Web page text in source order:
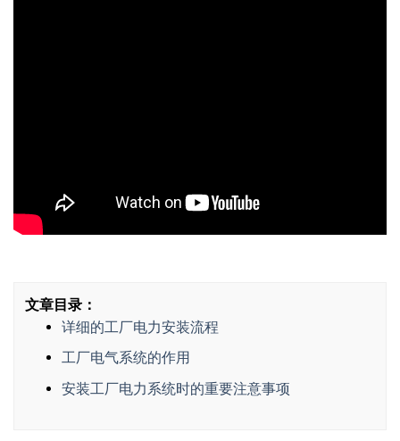
文章目录：
详细的工厂电力安装流程
工厂电气系统的作用
安装工厂电力系统时的重要注意事项